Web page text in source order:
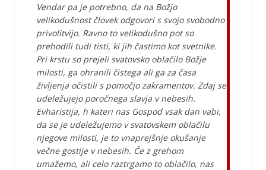
Vendar pa je potrebno, da na Božjo
velikodušnost človek odgovori s svojo svobodno
privolitvijo. Ravno to velikodušno pot so
prehodili tudi tisti, ki jih častimo kot svetnike.
Pri krstu so prejeli svatovsko oblačilo Božje
milosti, ga ohranili čistega ali ga za časa
življenja očistili s pomočjo zakramentov. Zdaj se
udeležujejo poročnega slavja v nebesih.
Evharistija, h kateri nas Gospod vsak dan vabi,
da se je udeležujemo v svatovskem oblačilu
njegove milosti, je to vnaprejšnje okušanje
večne gostije v nebesih. Če z grehom
umažemo, ali celo raztrgamo to oblačilo, nas